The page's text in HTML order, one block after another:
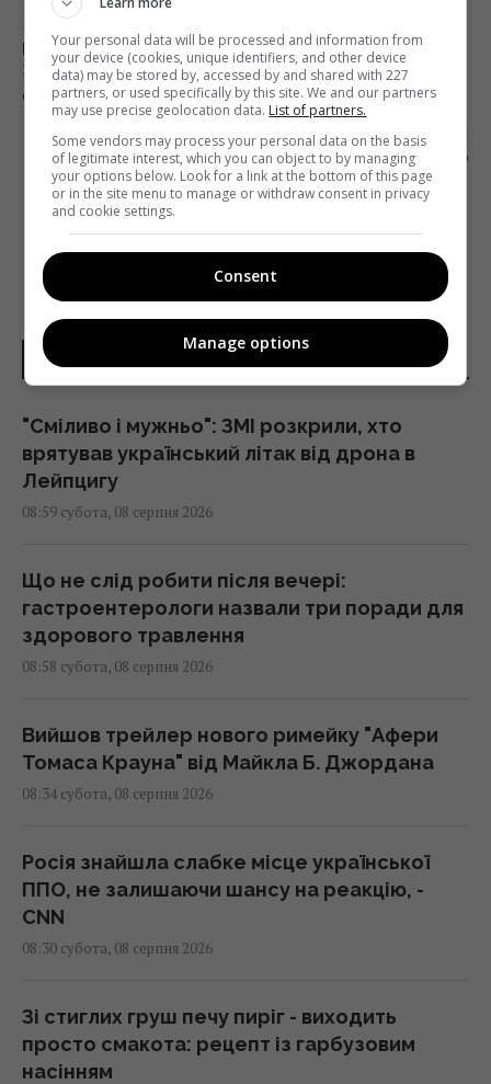
Попередня стаття
ВАРТІСТЬ РЕКЛАМНОГО ПОСТА В INSTAGRAM
ЗА ОСТАННІЙ РІК ЗРОСЛА НА 44% –
ДОСЛІДЖЕННЯ
Наступна стаття
СТАЛИ ВІДОМІ ІМЕНА ПЕРЕМОЖЦІВ ДРУГОГО
СЕЗОНУ «ЕКСІВ»
НОВИНИ УКРАЇНИ І СВІТУ
"Сміливо і мужньо": ЗМІ розкрили, хто
врятував український літак від дрона в
Лейпцигу
08:59 субота, 08 серпня 2026
Що не слід робити після вечері:
гастроентерологи назвали три поради для
здорового травлення
08:58 субота, 08 серпня 2026
Вийшов трейлер нового римейку "Афери
Томаса Крауна" від Майкла Б. Джордана
08:34 субота, 08 серпня 2026
Росія знайшла слабке місце української
ППО, не залишаючи шансу на реакцію, -
CNN
08:30 субота, 08 серпня 2026
Зі стиглих груш печу пиріг - виходить
просто смакота: рецепт із гарбузовим
насінням
Your personal data will be processed and information from
your device (cookies, unique identifiers, and other device
data) may be stored by, accessed by and shared with 227
partners, or used specifically by this site. We and our partners
may use precise geolocation data. List of partners.
Some vendors may process your personal data on the basis
of legitimate interest, which you can object to by managing
your options below. Look for a link at the bottom of this page
or in the site menu to manage or withdraw consent in privacy
and cookie settings.
Consent
Manage options